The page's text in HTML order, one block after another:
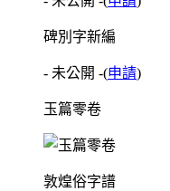
碑別字新編
- 未公開 -(申請)
玉篇零卷
敦煌俗字譜